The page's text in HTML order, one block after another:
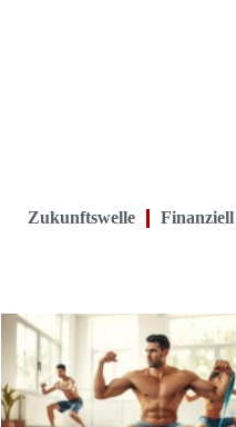
Zukunftswelle Finanziell